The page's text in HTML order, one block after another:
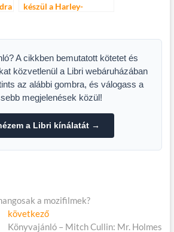
készül a Harley-
A cikkben bemutatott kötetet és
közvetlenül a Libri webáruházában
az alábbi gombra, és válogass a
megjelenések közül!
a Libri kínálatát →
a mozifilmek?
következőKövetkező
cikk:
Könyvajánló – Mitch Cullin: Mr. Holmes